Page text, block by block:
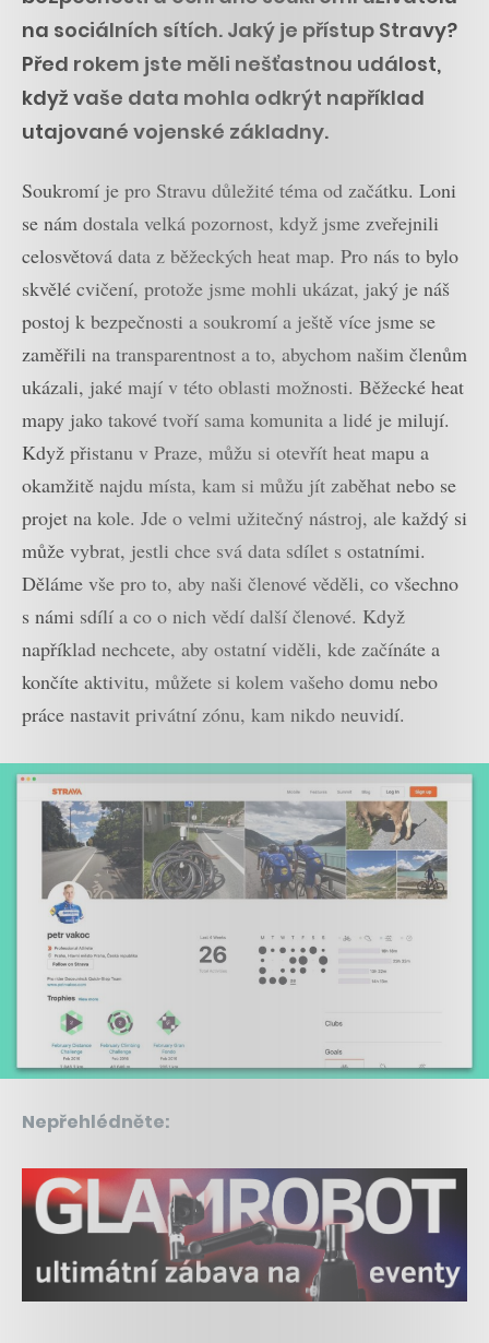
na sociálních sítích. Jaký je přístup Stravy?
Před rokem jste měli nešťastnou událost,
když vaše data mohla odkrýt například
utajované vojenské základny.
Soukromí je pro Stravu důležité téma od začátku. Loni
se nám dostala velká pozornost, když jsme zveřejnili
celosvětová data z běžeckých heat map. Pro nás to bylo
skvělé cvičení, protože jsme mohli ukázat, jaký je náš
postoj k bezpečnosti a soukromí a ještě více jsme se
zaměřili na transparentnost a to, abychom našim členům
ukázali, jaké mají v této oblasti možnosti. Běžecké heat
mapy jako takové tvoří sama komunita a lidé je milují.
Když přistanu v Praze, můžu si otevřít heat mapu a
okamžitě najdu místa, kam si můžu jít zaběhat nebo se
projet na kole. Jde o velmi užitečný nástroj, ale každý si
může vybrat, jestli chce svá data sdílet s ostatními.
Děláme vše pro to, aby naši členové věděli, co všechno
s námi sdílí a co o nich vědí další členové. Když
například nechcete, aby ostatní viděli, kde začínáte a
končíte aktivitu, můžete si kolem vašeho domu nebo
práce nastavit privátní zónu, kam nikdo neuvidí.
Nepřehlédněte: